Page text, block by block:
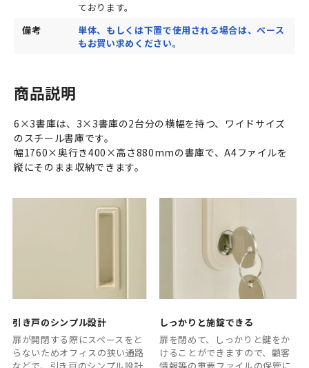
ております。
備考
単体、もしくは下置で使用される場合は、ベース
もお買い求めください。
商品説明
6×3書庫は、3×3書庫の2台分の横幅を持つ、ワイドサイズ
のスチール書庫です。
幅1760×奥行き400×高さ880mmの書庫で、A4ファイルを
縦にそのまま収納できます。
引き戸のシンプル設計
扉が開閉する際にスペースをと
らないためオフィスの狭い通路
しっかりと施錠できる
扉を閉めて、しっかりと鍵をか
けることができますので、顧客